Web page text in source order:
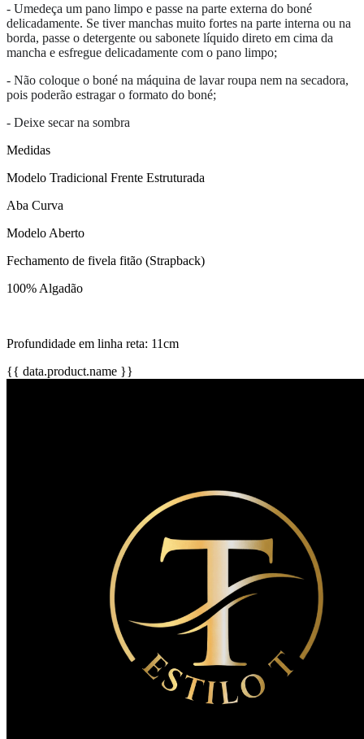
- Umedeça um pano limpo e passe na parte externa do boné
delicadamente. Se tiver manchas muito fortes na parte interna ou na
borda, passe o detergente ou sabonete líquido direto em cima da
mancha e esfregue delicadamente com o pano limpo;
- Não coloque o boné na máquina de lavar roupa nem na secadora,
pois poderão estragar o formato do boné;
- Deixe secar na sombra
Medidas
Modelo Tradicional Frente Estruturada
Aba Curva
Modelo Aberto
Fechamento de fivela fitão (Strapback)
100% Algadão
Profundidade em linha reta: 11cm
{{ data.product.name }}